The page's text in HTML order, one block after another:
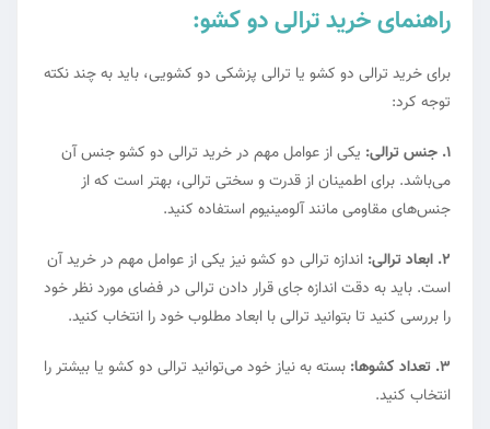
راهنمای خرید ترالی دو کشو:
برایخرید ترالی دو کشو یا ترالی پزشکی دو کشویی، باید به چند نکته
توجه کرد:
1. جنس ترالی:
یکی از عوامل مهم در خرید ترالی دو کشو جنس آن
می‌باشد. برای اطمینان از قدرت و سختی ترالی، بهتر است که از
جنس‌های مقاومی مانند آلومینیوم استفاده کنید.
2. ابعاد ترالی:
اندازه ترالی دو کشو نیز یکی از عوامل مهم در خرید آن
است. باید به دقت اندازه جای قرار دادن ترالی در فضای مورد نظر خود
را بررسی کنید تا بتوانید ترالی با ابعاد مطلوب خود را انتخاب کنید.
3. تعداد کشوها:
بسته به نیاز خود می‌توانید ترالی دو کشو یا بیشتر را
انتخاب کنید.